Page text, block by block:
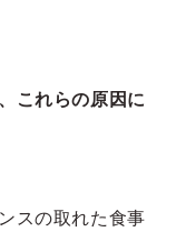
これらの原因に
スの取れた食事